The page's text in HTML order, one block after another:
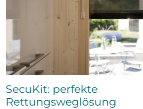
SecuKit: perfekte
Rettungsweglösung